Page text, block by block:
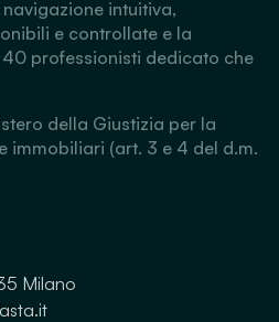
intuitiva,
e controllate e la
professionisti dedicato che
della Giustizia per la
immobiliari (art. 3 e 4 del d.m.
Milano